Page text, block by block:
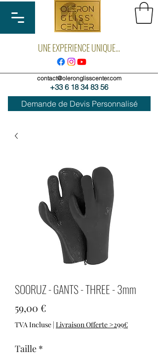
UNE EXPERIENCE UNIQUE...
contact@oleronglisscenter.com
+33 6 18 34 83 56
Demande de Devis Personnalisé
SOORUZ - GANTS - THREE - 3mm
59,00 €
TVA Incluse | Livraison Offerte >299€
Taille *